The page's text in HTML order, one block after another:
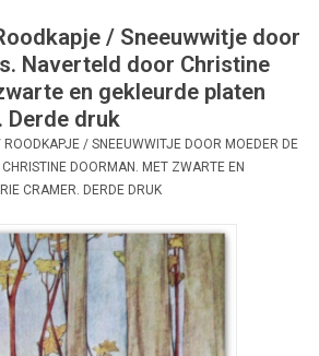
/ Sneeuwwitje door
Naverteld door Christine
en gekleurde platen
Derde druk
/ SNEEUWWITJE DOOR MOEDER DE
DOORMAN. MET ZWARTE EN
CRAMER. DERDE DRUK